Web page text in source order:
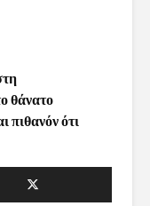
θάνατο
πιθανόν ότι